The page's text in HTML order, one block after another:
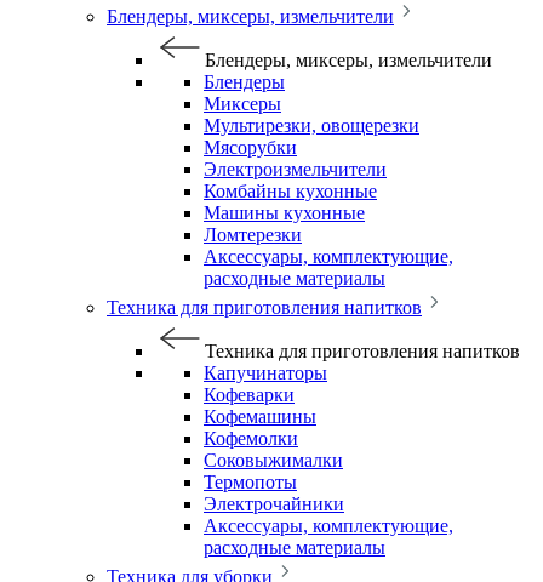
Блендеры, миксеры, измельчители
Блендеры, миксеры, измельчители
Блендеры
Миксеры
Мультирезки, овощерезки
Мясорубки
Электроизмельчители
Комбайны кухонные
Машины кухонные
Ломтерезки
Аксессуары, комплектующие,
расходные материалы
Техника для приготовления напитков
Техника для приготовления напитков
Капучинаторы
Кофеварки
Кофемашины
Кофемолки
Соковыжималки
Термопоты
Электрочайники
Аксессуары, комплектующие,
расходные материалы
Техника для уборки